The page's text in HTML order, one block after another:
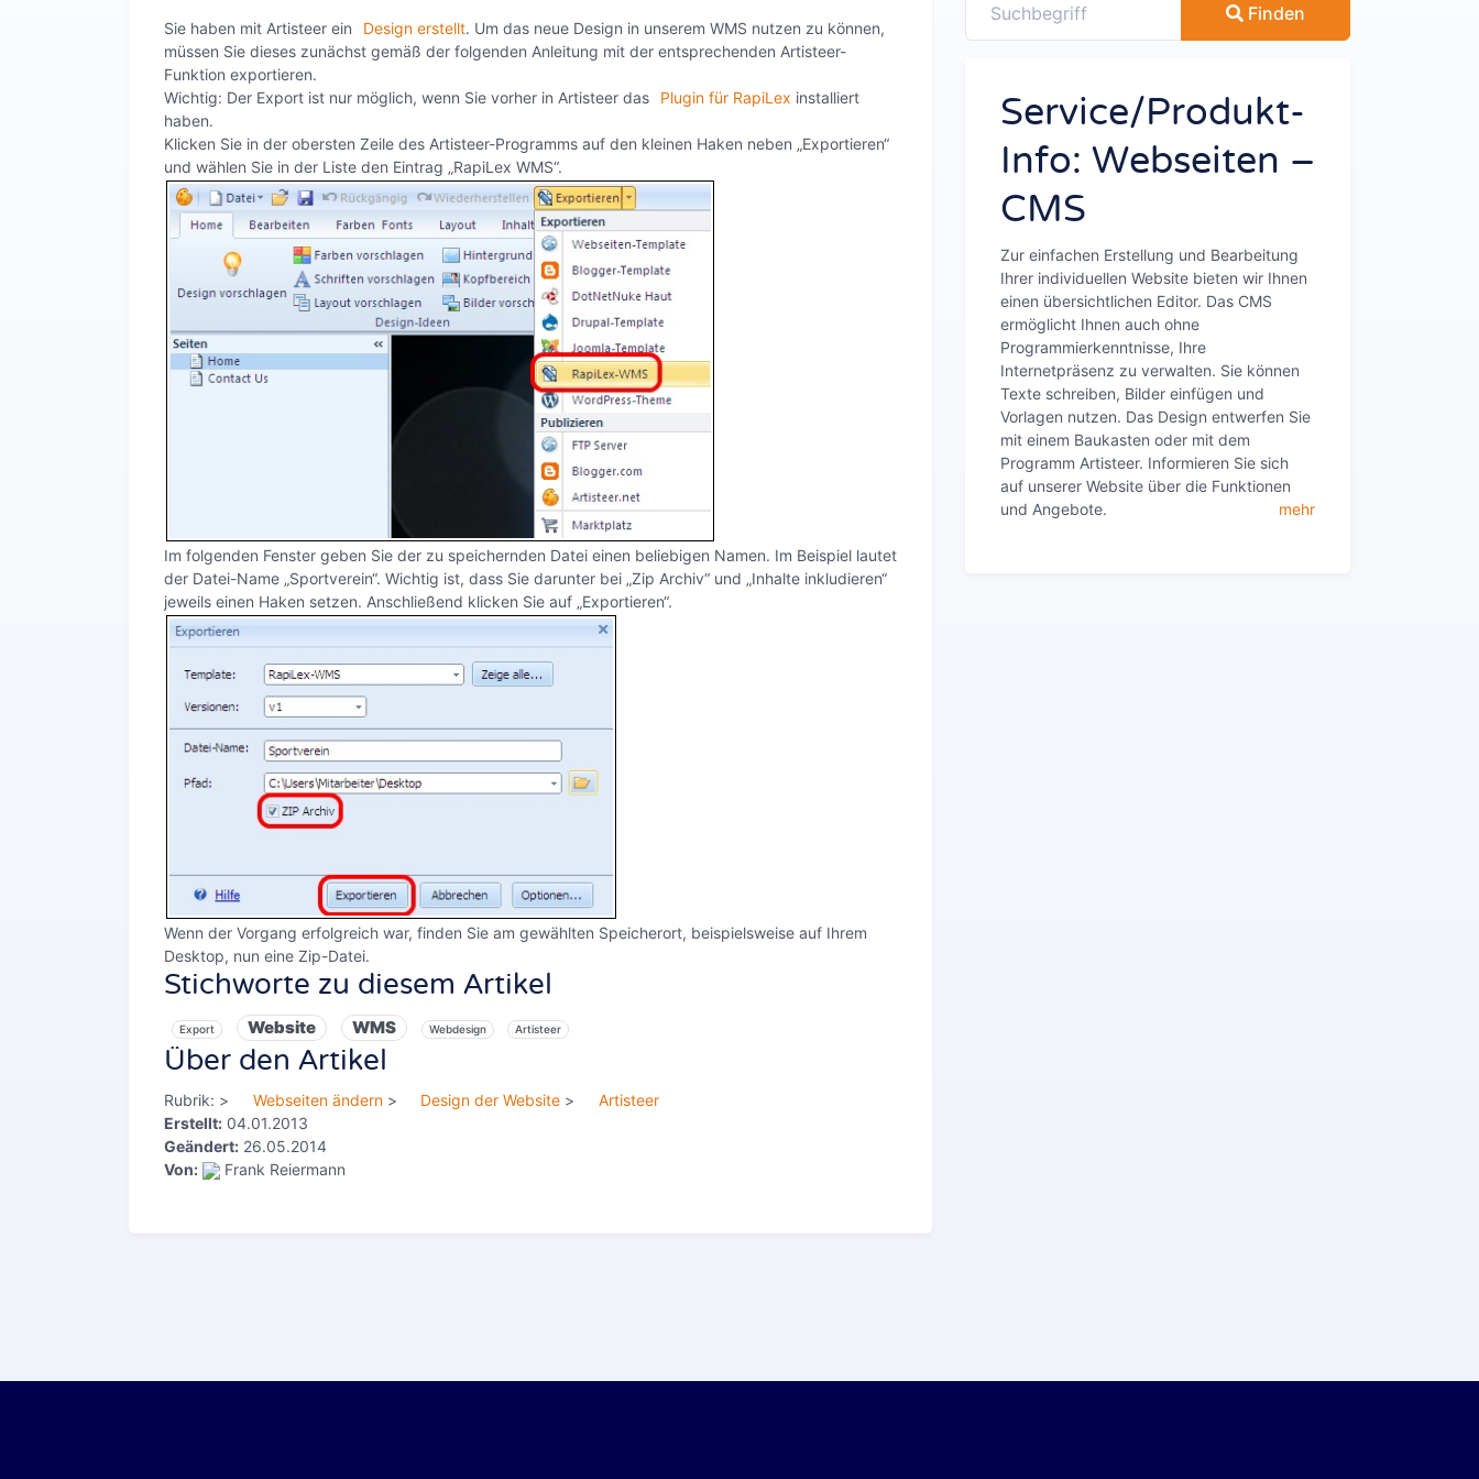
Sie haben mit Artisteer ein Design erstellt. Um das neue Design in unserem WMS nutzen zu können,
müssen Sie dieses zunächst gemäß der folgenden Anleitung mit der entsprechenden Artisteer-
Funktion exportieren.
Wichtig: Der Export ist nur möglich, wenn Sie vorher in Artisteer das
Plugin für RapiLex installiert
haben.
Klicken Sie in der obersten Zeile des Artisteer-Programms auf den kleinen Haken neben „Exportieren“
und wählen Sie in der Liste den Eintrag „RapiLex WMS“.
Im folgenden Fenster geben Sie der zu speichernden Datei einen beliebigen Namen. Im Beispiel lautet
der Datei-Name „Sportverein“. Wichtig ist, dass Sie darunter bei „Zip Archiv“ und „Inhalte inkludieren“
jeweils einen Haken setzen. Anschließend klicken Sie auf „Exportieren“.
Wenn der Vorgang erfolgreich war, finden Sie am gewählten Speicherort, beispielsweise auf Ihrem
Desktop, nun eine Zip-Datei.
Stichworte zu diesem Artikel
Export Website WMS Webdesign Artisteer
Über den Artikel
Rubrik: > Webseiten ändern> Design der Website >
Artisteer
Erstellt: 04.01.2013
Geändert: 26.05.2014
Von:
Frank Reiermann
Finden
Service/Produkt-
Info: Webseiten –
CMS
Zur einfachen Erstellung und Bearbeitung
Ihrer individuellen Website bieten wir Ihnen
einen übersichtlichen Editor. Das CMS
ermöglicht Ihnen auch ohne
Programmierkenntnisse, Ihre
Internetpräsenz zu verwalten. Sie können
Texte schreiben, Bilder einfügen und
Vorlagen nutzen. Das Design entwerfen Sie
mit einem Baukasten oder mit dem
Programm Artisteer. Informieren Sie sich
auf unserer Website über die Funktionen
und Angebote.
mehr